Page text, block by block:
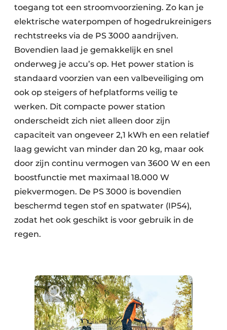
toegang tot een stroomvoorziening. Zo kan je
elektrische waterpompen of hogedrukreinigers
rechtstreeks via de PS 3000 aandrijven.
Bovendien laad je gemakkelijk en snel
onderweg je accu’s op. Het power station is
standaard voorzien van een valbeveiliging om
ook op steigers of hefplatforms veilig te
werken. Dit compacte power station
onderscheidt zich niet alleen door zijn
capaciteit van ongeveer 2,1 kWh en een relatief
laag gewicht van minder dan 20 kg, maar ook
door zijn continu vermogen van 3600 W en een
boostfunctie met maximaal 18.000 W
piekvermogen. De PS 3000 is bovendien
beschermd tegen stof en spatwater (IP54),
zodat het ook geschikt is voor gebruik in de
regen.